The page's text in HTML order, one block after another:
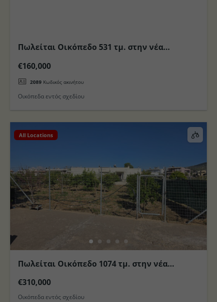
Πωλείται Οικόπεδο 531 τμ. στην νέα
€160,000
2089 Κωδικός ακινήτου
Οικόπεδα εντός σχεδίου
All Locations
Πωλείται Οικόπεδο 1074 τμ. στην νέα
€310,000
Οικόπεδα εντός σχεδίου